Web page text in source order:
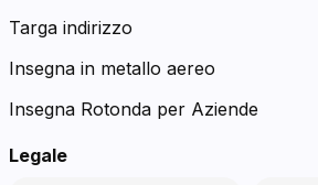
Targa indirizzo
Insegna in metallo aereo
Insegna Rotonda per Aziende
Legale